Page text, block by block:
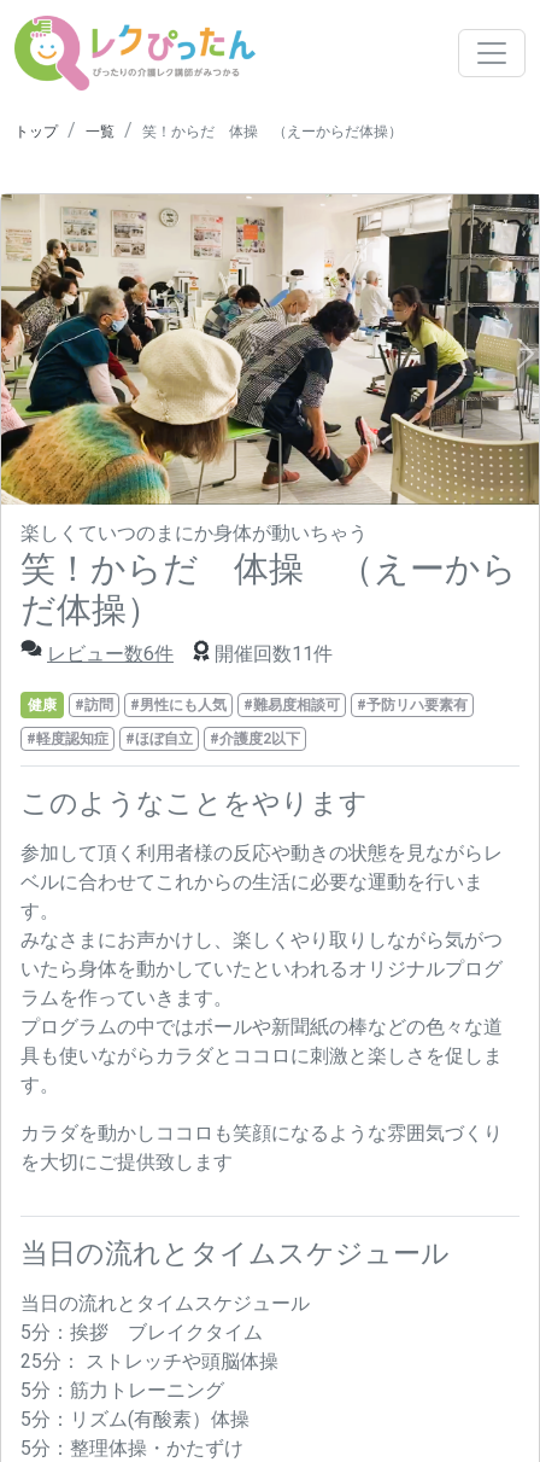
トップ 一覧 笑！からだ 体操 （えーからだ体操）
笑！からだ 体操 （えーから
だ体操）
楽しくていつのまにか身体が動いちゃう
レビュー数6件 開催回数11件
健康 #訪問 #男性にも人気 #難易度相談可
#予防リハ要素有
#軽度認知症
#ほぼ自立 #介護度2以下
このようなことをやります
参加して頂く利用者様の反応や動きの状態を見ながらレ
ベルに合わせてこれからの生活に必要な運動を行いま
す。
みなさまにお声かけし、楽しくやり取りしながら気がつ
いたら身体を動かしていたといわれるオリジナルプログ
ラムを作っていきます。
プログラムの中ではボールや新聞紙の棒などの色々な道
具も使いながらカラダとココロに刺激と楽しさを促しま
す。
カラダを動かしココロも笑顔になるような雰囲気づくり
を大切にご提供致します
当日の流れとタイムスケジュール
当日の流れとタイムスケジュール
5分：挨拶 ブレイクタイム
25分： ストレッチや頭脳体操
5分：筋力トレーニング
5分：リズム(有酸素）体操
5分：整理体操・かたずけ